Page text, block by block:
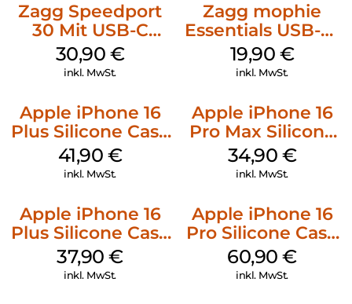
Zagg Speedport
30 Mit USB-C
Kabel Weiß
30,90 €
inkl. MwSt.
Zagg mophie
Essentials USB-C-
20W Charger PD
Weiß
19,90 €
inkl. MwSt.
Apple iPhone 16
Plus Silicone Case
MagSafe Stone
Gray
41,90 €
inkl. MwSt.
Apple iPhone 16
Pro Max Silicone
Case MagSafe
Denim
34,90 €
inkl. MwSt.
Apple iPhone 16
Plus Silicone Case
MagSafe Lake
Green
37,90€
inkl. MwSt.
Apple iPhone 16
Pro Silicone Case
MagSafe Stone
Gray
60,90€
inkl. MwSt.